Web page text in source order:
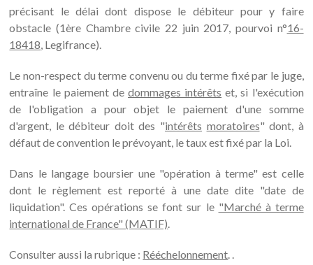
précisant le délai dont dispose le débiteur pour y faire
obstacle (1ère Chambre civile 22 juin 2017, pourvoi n°16-
18418, Legifrance).
Le non-respect du terme convenu ou du terme fixé par le juge,
entraîne le paiement de dommages intérêts et, si l'exécution
de l'obligation a pour objet le paiement d'une somme
d'argent, le débiteur doit des "intérêts moratoires" dont, à
défaut de convention le prévoyant, le taux est fixé par la Loi.
Dans le langage boursier une "opération à terme" est celle
dont le règlement est reporté à une date dite "date de
liquidation". Ces opérations se font sur le "Marché à terme
international de France" (MATIF).
Consulter aussi la rubrique : Rééchelonnement. .